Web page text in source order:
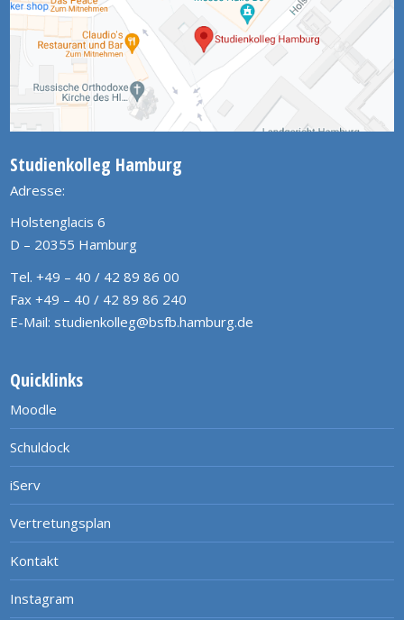
Studienkolleg Hamburg
Adresse:
Holstenglacis 6
D – 20355 Hamburg
Tel. +49 – 40 / 42 89 86 00
Fax +49 – 40 / 42 89 86 240
E-Mail: studienkolleg@bsfb.hamburg.de
Quicklinks
Moodle
Schuldock
iServ
Vertretungsplan
Kontakt
Instagram